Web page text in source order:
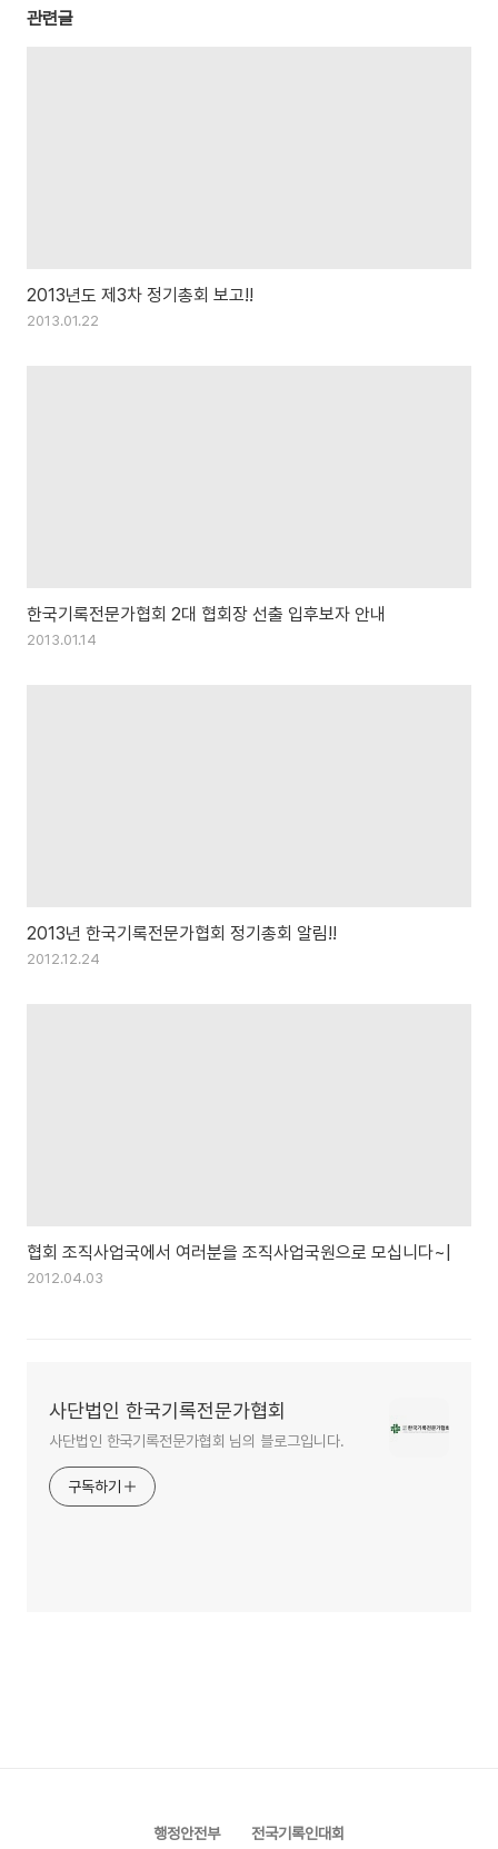
관련글
2013년도 제3차 정기총회 보고!!
2013.01.22
한국기록전문가협회 2대 협회장 선출 입후보자 안내
2013.01.14
2013년 한국기록전문가협회 정기총회 알림!!
2012.12.24
협회 조직사업국에서 여러분을 조직사업국원으로 모십니다~|
2012.04.03
사단법인 한국기록전문가협회
사단법인 한국기록전문가협회 님의 블로그입니다.
구독하기
행정안전부 전국기록인대회